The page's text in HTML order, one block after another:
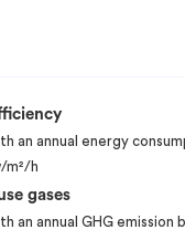
an annual energy
m²/h
gases
an annual GHG emission